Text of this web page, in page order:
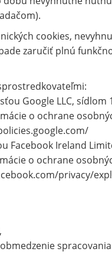
cookies,
zaručiť plnú
Google LLC, sídlom
o ochrane
Facebook Ireland
o ochrane
privacy/